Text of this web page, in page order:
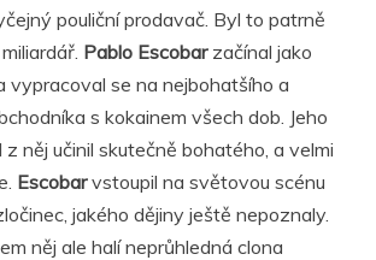
pouliční prodavač. Byl to patrně
Pablo Escobarzačínal jako
vypracoval se na nejbohatšího a
s kokainem všech dob. Jeho
něj učinil skutečně bohatého, a velmi
Escobarvstoupil na světovou scénu
jakého dějiny ještě nepoznaly.
něj ale halí neprůhledná clona